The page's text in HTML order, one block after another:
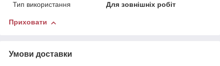
Тип використання
Для зовнішніх робіт
Приховати
Умови доставки